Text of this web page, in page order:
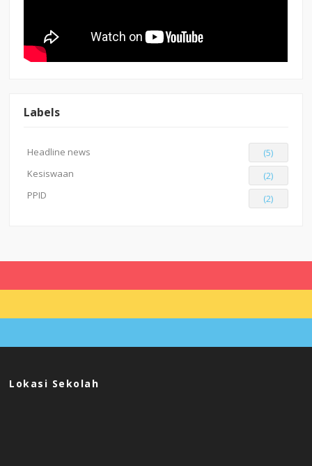
Labels
Headline news
(5)
Kesiswaan
(2)
PPID
(2)
Lokasi Sekolah